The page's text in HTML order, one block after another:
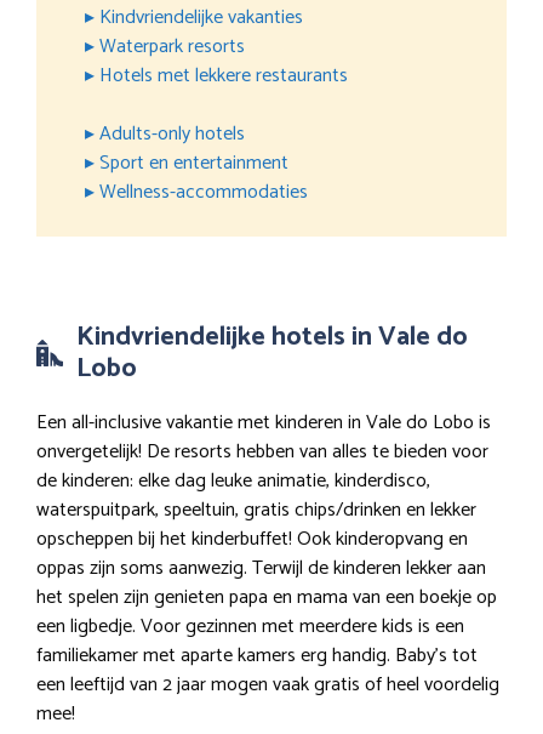
▸ Kindvriendelijke vakanties
▸ Waterpark resorts
▸ Hotels met lekkere restaurants
▸ Adults-only hotels
▸ Sport en entertainment
▸ Wellness-accommodaties
Kindvriendelijke hotels in Vale do
Lobo
Een all-inclusive vakantie met kinderen in Vale do Lobo is
onvergetelijk! De resorts hebben van alles te bieden voor
de kinderen: elke dag leuke animatie, kinderdisco,
waterspuitpark, speeltuin, gratis chips/drinken en lekker
opscheppen bij het kinderbuffet! Ook kinderopvang en
oppas zijn soms aanwezig. Terwijl de kinderen lekker aan
het spelen zijn genieten papa en mama van een boekje op
een ligbedje. Voor gezinnen met meerdere kids is een
familiekamer met aparte kamers erg handig. Baby’s tot
een leeftijd van 2 jaar mogen vaak gratis of heel voordelig
mee!